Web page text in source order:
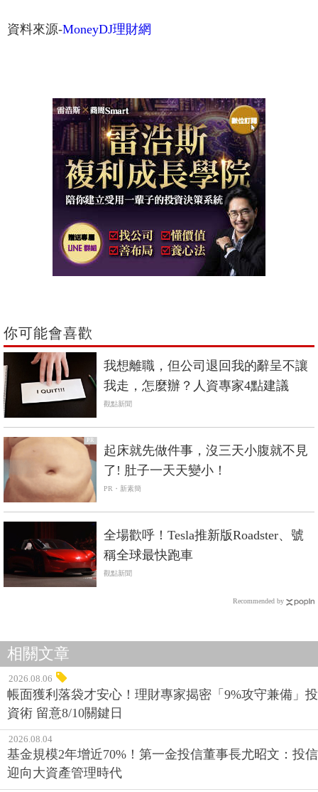
資料來源-MoneyDJ理財網
你可能會喜歡
我想離職，但公司退回我的辭呈不讓
我走，怎麼辦？人資專家4點建議
觀點新聞
PR
起床就先做件事，沒三天小腹就不見
了! 肚子一天天變小！
PR・新素簡
全場歡呼！Tesla推新版Roadster、號
稱全球最快跑車
觀點新聞
Recommended by
相關文章
2026.08.06
帳面獲利落袋才安心！理財專家揭密「9%攻守兼備」投
資術 留意8/10關鍵日
2026.08.04
基金規模2年增近70%！第一金投信董事長尤昭文：投信
迎向大資產管理時代